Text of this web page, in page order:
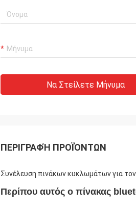
Να Στείλετε Μήνυμα
ΠΕΡΙΓΡΑΦΉ ΠΡΟΪΌΝΤΩΝ
Συνέλευση πινάκων κυκλωμάτων για
Περίπου αυτός ο πίνακας